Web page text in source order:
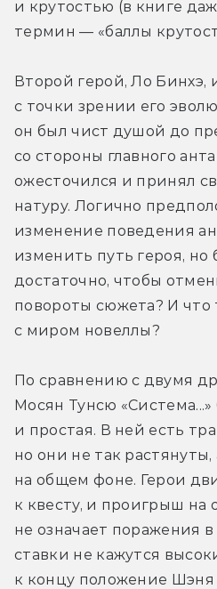
и крутостью (в книге
термин — «баллы
Второй герой, Ло Бинхэ,
с точки зрении его
он был чист душой до
со стороны главного
ожесточился и принял
натуру. Логично
изменение поведения
изменить путь героя, но
достаточно, чтобы
повороты сюжета? И что
с миром новеллы?
По сравнению с двумя
Мосян Тунсю «Система...»
и простая. В ней есть
но они не так
на общем фоне. Герои
к квесту, и проигрыш на
не означает поражения в
ставки не кажутся
к концу положение Шэня